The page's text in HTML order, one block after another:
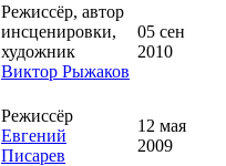
Режиссёр, автор
инсценировки,
художник
Виктор Рыжаков
05 сен
2010
Режиссёр
Евгений
Писарев
12 мая
2009